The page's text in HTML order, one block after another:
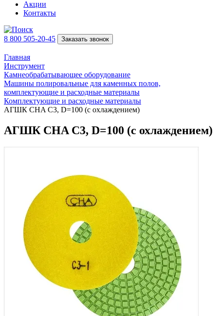
Акции
Контакты
8 800 505-20-45 Заказать звонок
Главная
Инструмент
Камнеобрабатывающее оборудование
Машины полировальные для каменных полов,
комплектующие и расходные материалы
Комплектующие и расходные материалы
АГШК CHA C3, D=100 (с охлаждением)
АГШК CHA C3, D=100 (с охлаждением)